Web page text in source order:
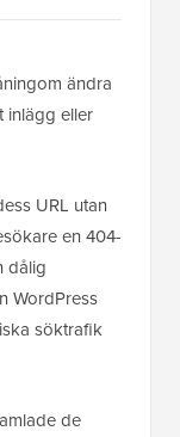
ändra
inlägg eller
URL utan
en 404-
dålig
WordPress
söktrafik
de